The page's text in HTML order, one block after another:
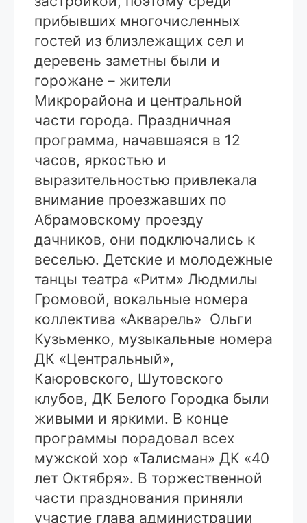
прибывших многочисленных
гостей из близлежащих сел и
деревень заметны были и
горожане – жители
Микрорайона и центральной
части города. Праздничная
программа, начавшаяся в 12
часов, яркостью и
выразительностью привлекала
внимание проезжавших по
Абрамовскому проезду
дачников, они подключались к
веселью. Детские и молодежные
танцы театра «Ритм» Людмилы
Громовой, вокальные номера
коллектива «Акварель» Ольги
Кузьменко, музыкальные номера
ДК «Центральный»,
Каюровского, Шутовского
клубов, ДК Белого Городка были
живыми и яркими. В конце
программы порадовал всех
мужской хор «Талисман» ДК «40
лет Октября». В торжественной
части празднования приняли
участие глава администрации